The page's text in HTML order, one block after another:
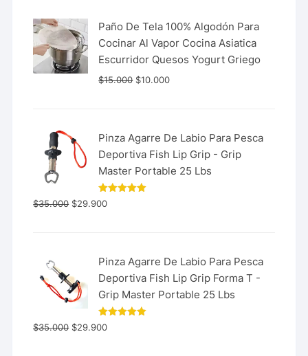
Paño De Tela 100% Algodón Para
Cocinar Al Vapor Cocina Asiatica
Escurridor Quesos Yogurt Griego
$15.000 $10.000
Pinza Agarre De Labio Para Pesca
Deportiva Fish Lip Grip - Grip
Master Portable 25 Lbs
Valorado
con
$35.000 $29.900
Pinza Agarre De Labio Para Pesca
Deportiva Fish Lip Grip Forma T -
Grip Master Portable 25 Lbs
Valorado
con
$35.000 $29.900